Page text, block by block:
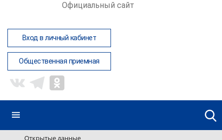
Официальный сайт
Вход в личный кабинет
Общественная приемная
Открытые данные